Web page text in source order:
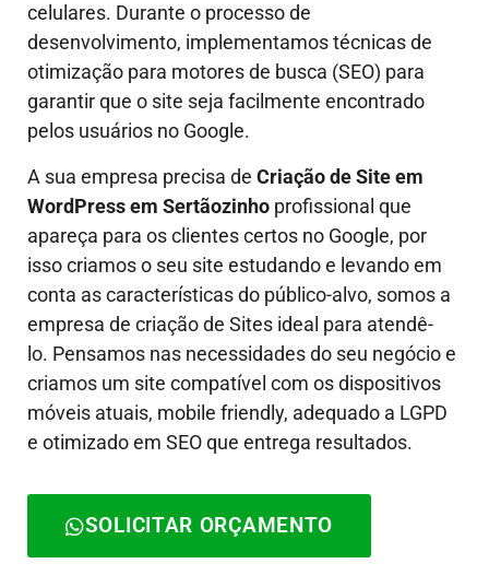
celulares. Durante o processo de
desenvolvimento, implementamos técnicas de
otimização para motores de busca (SEO) para
garantir que o site seja facilmente encontrado
pelos usuários no Google.
A sua empresa precisa de Criação de Site em
WordPress em Sertãozinho profissional que
apareça para os clientes certos no Google, por
isso criamos o seu site estudando e levando em
conta as características do público-alvo, somos a
empresa de criação de Sites ideal para atendê-
lo. Pensamos nas necessidades do seu negócio e
criamos um site compatível com os dispositivos
móveis atuais, mobile friendly, adequado a LGPD
e otimizado em SEO que entrega resultados.
SOLICITAR ORÇAMENTO